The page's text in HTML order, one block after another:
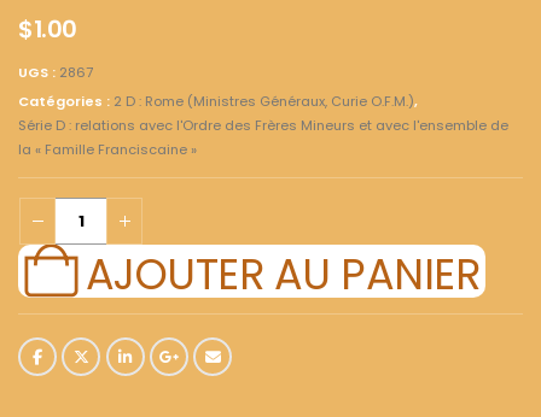
$1.00
UGS : 2867
Catégories : 2 D : Rome (Ministres Généraux, Curie O.F.M.),
Série D : relations avec l'Ordre des Frères Mineurs et avec l'ensemble de
la « Famille Franciscaine »
AJOUTER AU PANIER